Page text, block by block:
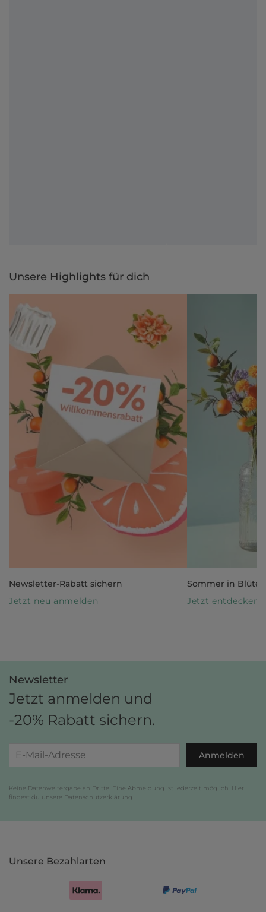
Unsere Highlights für dich
Newsletter-Rabatt sichern
Jetzt neu anmelden
Sommer in Blüte
Jetzt entdecken
Newsletter
Jetzt anmelden und
-20% Rabatt sichern.
Anmelden
Keine Datenweitergabe an Dritte. Eine Abmeldung ist jederzeit möglich. Hier
findest du unsere Datenschutzerklärung
Unsere Bezahlarten